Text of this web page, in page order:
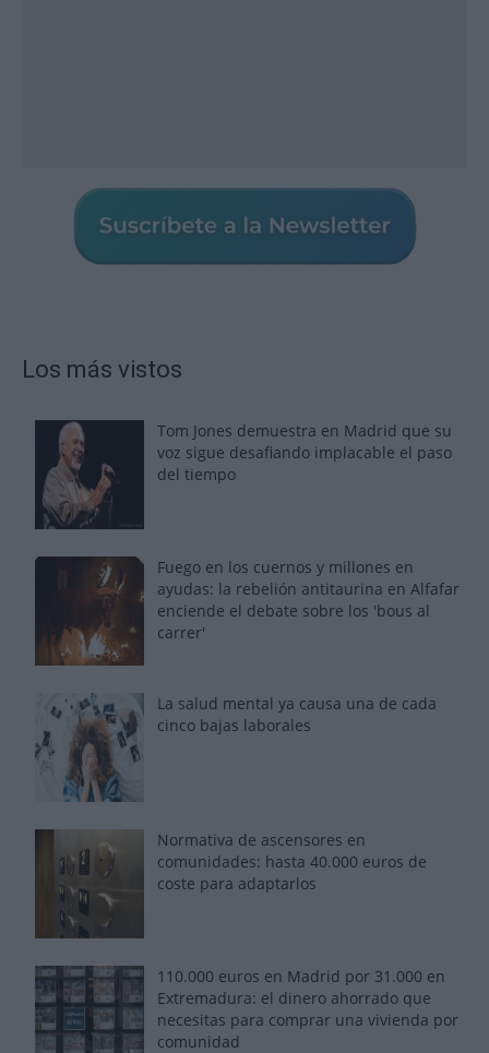
Los más vistos
Tom Jones demuestra en Madrid que su
voz sigue desafiando implacable el paso
del tiempo
Fuego en los cuernos y millones en
ayudas: la rebelión antitaurina en Alfafar
enciende el debate sobre los 'bous al
carrer'
La salud mental ya causa una de cada
cinco bajas laborales
Normativa de ascensores en
comunidades: hasta 40.000 euros de
coste para adaptarlos
110.000 euros en Madrid por 31.000 en
Extremadura: el dinero ahorrado que
necesitas para comprar una vivienda por
comunidad